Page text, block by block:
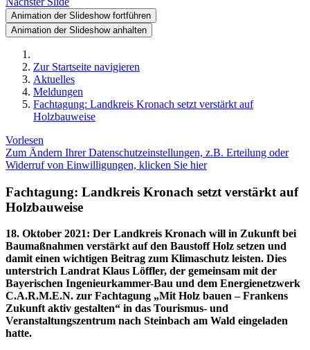
Animation der Slideshow fortführen
Animation der Slideshow anhalten
Zur Startseite navigieren
Aktuelles
Meldungen
Fachtagung: Landkreis Kronach setzt verstärkt auf
Holzbauweise
Vorlesen
Zum Ändern Ihrer Datenschutzeinstellungen, z.B. Erteilung oder
Widerruf von Einwilligungen, klicken Sie hier
Fachtagung: Landkreis Kronach setzt verstärkt auf
Holzbauweise
18. Oktober 2021: Der Landkreis Kronach will in Zukunft bei
Baumaßnahmen verstärkt auf den Baustoff Holz setzen und
damit einen wichtigen Beitrag zum Klimaschutz leisten. Dies
unterstrich Landrat Klaus Löffler, der gemeinsam mit der
Bayerischen Ingenieurkammer-Bau und dem Energienetzwerk
C.A.R.M.E.N. zur Fachtagung „Mit Holz bauen – Frankens
Zukunft aktiv gestalten“ in das Tourismus- und
Veranstaltungszentrum nach Steinbach am Wald eingeladen
hatte.